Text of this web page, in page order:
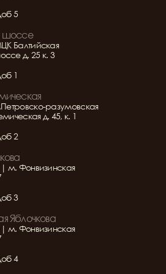
5
шоссе
Балтийская
д. 25 к. 3
1
разумовская
д. 45, к. 1
2
м. Фонвизинская
3
Яблочкова
м. Фонвизинская
4